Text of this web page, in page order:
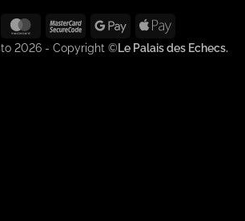
MasterCardMasterCard
2
Google
Pay
Apple
Pay
2026 - Copyright ©Le Palais des Echecs.